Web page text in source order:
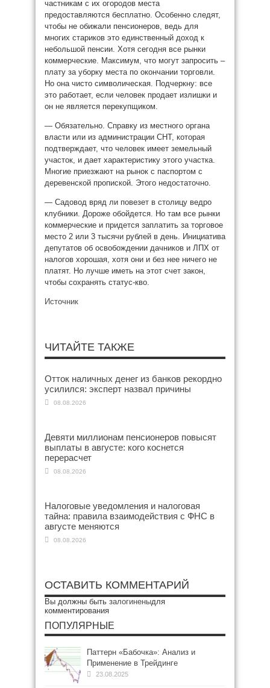
частникам с их огородов места
предоставляются бесплатно. Особенно следят,
чтобы не обижали пенсионеров, ведь для
многих стариков это единственный доход к
небольшой пенсии. Хотя сегодня все рынки
коммерческие. Максимум, что могут запросить –
плату за уборку места по окончании торговли.
Но она чисто символическая. Подчеркну: все
это работает, если человек продает излишки и
он не является перекупщиком.
— Обязательно. Справку из местного органа
власти или из администрации СНТ, которая
подтверждает, что человек имеет земельный
участок, и дает характеристику этого участка.
Многие приезжают на рынок с паспортом с
деревенской пропиской. Этого недостаточно.
— Садовод вряд ли повезет в столицу ведро
клубники. Дороже обойдется. Но там все рынки
коммерческие и придется заплатить за торговое
место 2 или 3 тысячи рублей в день. Инициатива
депутатов об освобождении дачников и ЛПХ от
налогов хорошая, хотя они и без нее ничего не
платят. Но лучше иметь на этот счет закон,
чтобы сохранять статус-кво.
Источник
ЧИТАЙТЕ ТАКЖЕ
Отток наличных денег из банков рекордно
усилился: эксперт назвал причины
08.08.2026
Девяти миллионам пенсионеров повысят
выплаты в августе: кого коснется
перерасчет
08.08.2026
Налоговые уведомления и налоговая
тайна: правила взаимодействия с ФНС в
августе меняются
08.08.2026
ОСТАВИТЬ КОММЕНТАРИЙ
Вы должны быть залогиненыдля
комментирования
ПОПУЛЯРНЫЕ
Паттерн «Бабочка»: Анализ и
Применение в Трейдинге
23.08.2025